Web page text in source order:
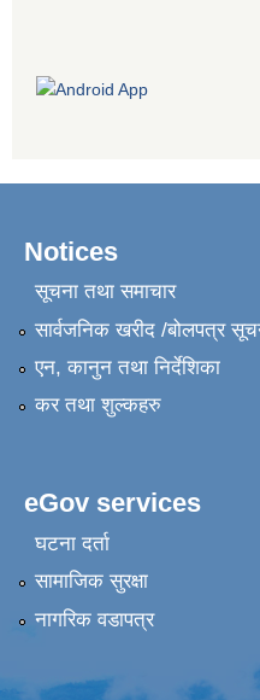
Notices
सूचना तथा समाचार
सार्वजनिक खरीद /बोलपत्र
एन, कानुन तथा निर्देशिका
कर तथा शुल्कहरु
eGov services
घटना दर्ता
सामाजिक सुरक्षा
नागरिक वडापत्र